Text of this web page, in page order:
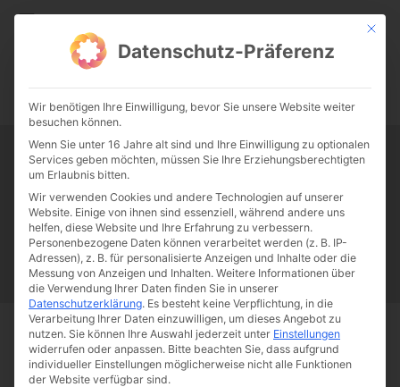
CATHWALK.DE
0:00 -:--
Tag:Bigotterie
Papst Franziskus Ehe Sex Liebe Familie
Katholizismus
Franziskus
50 Jahre Humanae vitae Katholische Kirche
Start Schlagworte Bigotterie
Mit
Datenschutz-Präferenz
Wir benötigen Ihre Einwilligung, bevor Sie unsere Website weiter
besuchen können.
Wenn Sie unter 16 Jahre alt sind und Ihre Einwilligung zu optionalen
Services geben möchten, müssen Sie Ihre Erziehungsberechtigten
um Erlaubnis bitten.
Wir verwenden Cookies und andere Technologien auf unserer
Website. Einige von ihnen sind essenziell, während andere uns
helfen, diese Website und Ihre Erfahrung zu verbessern.
Personenbezogene Daten können verarbeitet werden (z. B. IP-
Adressen), z. B. für personalisierte Anzeigen und Inhalte oder die
Messung von Anzeigen und Inhalten. Weitere Informationen über
die Verwendung Ihrer Daten finden Sie in unserer
Datenschutzerklärung. Es besteht keine Verpflichtung, in die
Verarbeitung Ihrer Daten einzuwilligen, um dieses Angebot zu
nutzen. Sie können Ihre Auswahl jederzeit unter Einstellungen
widerrufen oder anpassen. Bitte beachten Sie, dass aufgrund
individueller Einstellungen möglicherweise nicht alle Funktionen
der Website verfügbar sind.